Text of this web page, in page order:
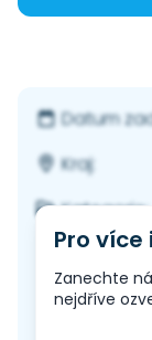
Datum
Kraj:
Kategorie:
Pro
Zanechte
nejdříve